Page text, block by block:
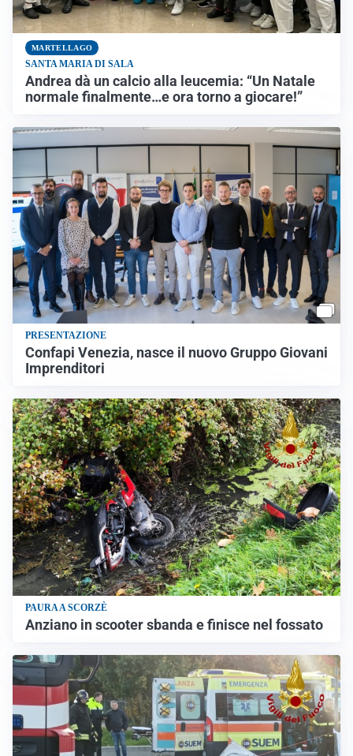
MARTELLAGO
SANTA MARIA DI SALA
Andrea dà un calcio alla leucemia: “Un Natale
normale finalmente…e ora torno a giocare!”
PRESENTAZIONE
Confapi Venezia, nasce il nuovo Gruppo Giovani
Imprenditori
PAURA A SCORZÈ
Anziano in scooter sbanda e finisce nel fossato